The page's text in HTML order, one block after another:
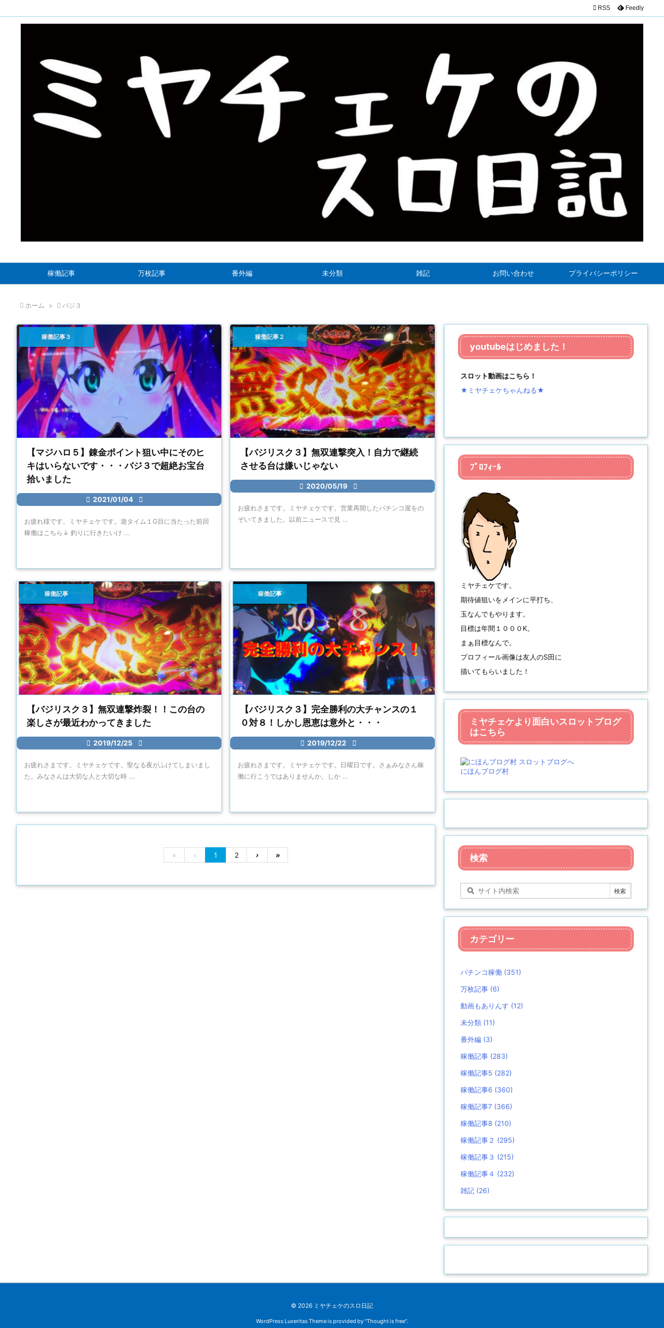
稼働記事 万枚記事 番外編 未分類 雑記 お問い合わせ プライバシーポリシー
 RSS Feedly
 ホーム >  バジ３
【マジハロ５】錬金ポイント狙い中にそのヒ
キはいらないです・・・バジ３で超絶お宝台
拾いました
 2021/01/04 
稼働記事３
お疲れ様です。ミヤチェケです。遊タイム１G目に当たった前回
稼働はこちら↓ 釣りに行きたいけ ...
【バジリスク３】無双連撃突入！自力で継続
させる台は嫌いじゃない
 2020/05/19 
稼働記事２
お疲れさまです。ミヤチェケです。営業再開したパチンコ屋をの
ぞいてきました。以前ニュースで見 ...
【バジリスク３】無双連撃炸裂！！この台の
楽しさが最近わかってきました
 2019/12/25 
稼働記事
お疲れさまです。ミヤチェケです。聖なる夜がふけてしまいまし
た。みなさんは大切な人と大切な時 ...
【バジリスク３】完全勝利の大チャンスの１
０対８！しかし恩恵は意外と・・・
 2019/12/22 
稼働記事
お疲れさまです。ミヤチェケです。日曜日です。さぁみなさん稼
働に行こうではありませんか。しか ...
« ‹ 1 2 › »
youtubeはじめました！
スロット動画はこちら！
★ミヤチェケちゃんねる★
ﾌﾟﾛﾌｨｰﾙ
ミヤチェケです。
期待値狙いをメインに平打ち、
玉なんでもやります。
目標は年間１０００K。
まぁ目標なんで。
プロフィール画像は友人のS田に
描いてもらいました！
ミヤチェケより面白いスロットブログ
はこちら
にほんブログ村
検索
カテゴリー
パチンコ稼働 (351)
万枚記事 (6)
動画もありんす (12)
未分類 (11)
番外編 (3)
稼働記事 (283)
稼働記事5 (282)
稼働記事6 (360)
稼働記事7 (366)
稼働記事8 (210)
稼働記事２ (295)
稼働記事３ (215)
稼働記事４ (232)
雑記 (26)
© 2026 ミヤチェケのスロ日記
WordPress Luxeritas Theme is provided by "Thought is free".